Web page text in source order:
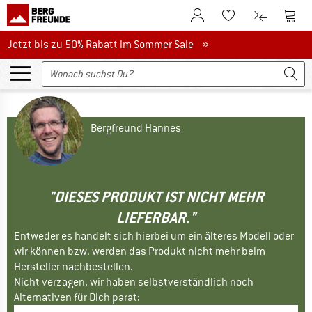
Zum KundenkontoZum Merkzettel.
Zum Zum
Jetzt bis zu 50% Rabatt im Sommer Sale
Jetzt bis zu 50% Rabatt im Sommer Sale »
Bergfreund Hannes
"DIESES PRODUKT IST NICHT MEHR
LIEFERBAR."
Entweder es handelt sich hierbei um ein älteres Modell oder
wir können bzw. werden das Produkt nicht mehr beim
Hersteller nachbestellen.
Nicht verzagen, wir haben selbstverständlich noch
Alternativen für Dich parat: